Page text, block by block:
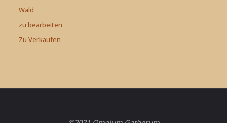
Wald
zu bearbeiten
Zu Verkaufen